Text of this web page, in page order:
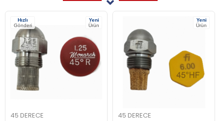
Hızlı
Gönderi
Yeni
Ürün
45 DERECE
Yeni
Ürün
45 DERECE